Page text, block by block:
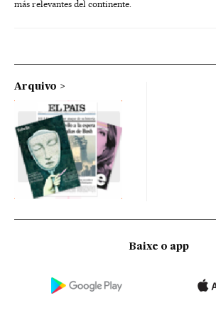
más relevantes del continente.
Arquivo
Baixe o app